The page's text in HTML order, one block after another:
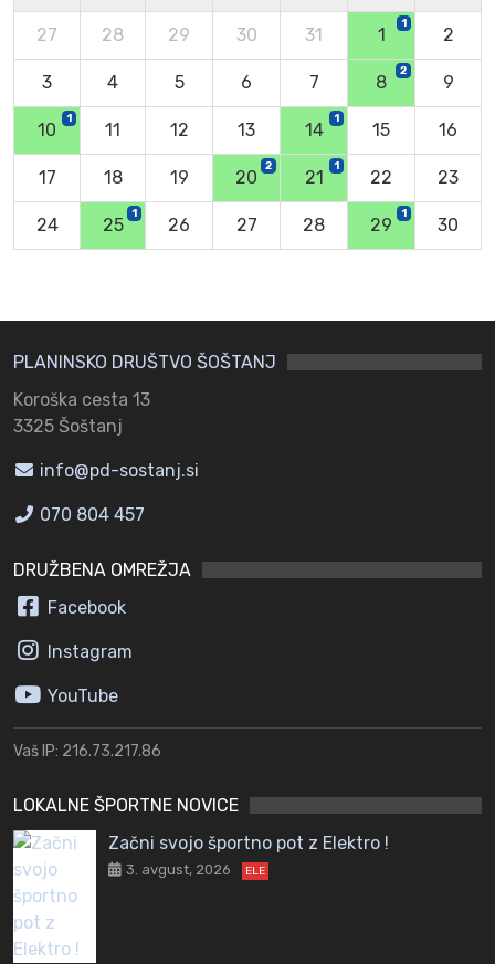
27 28 29 30 31 1
1
2
3 4 5 6 7 8
2
9
10
1
11 12 13 14
1
15 16
17 18 19 20
2
21
1
22 23
24 25
1
26 27 28 29
1
30
PLANINSKO DRUŠTVO ŠOŠTANJ
Koroška cesta 13
3325 Šoštanj
info@pd-sostanj.si
070 804 457
DRUŽBENA OMREŽJA
Facebook
Instagram
YouTube
Vaš IP: 216.73.217.86
LOKALNE ŠPORTNE NOVICE
Začni svojo športno pot z Elektro !
3. avgust, 2026 ELE